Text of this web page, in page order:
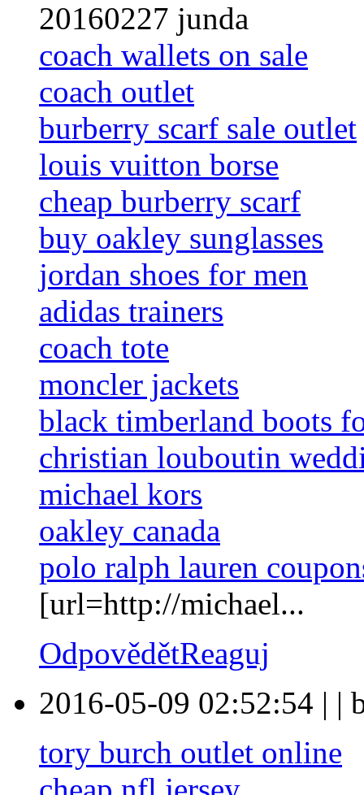
20160227 junda
coach wallets on sale
coach outlet
burberry scarf sale outlet
louis vuitton borse
cheap burberry scarf
buy oakley sunglasses
jordan shoes for men
adidas trainers
coach tote
moncler jackets
black timberland boots
christian louboutin
michael kors
oakley canada
polo ralph lauren
[url=http://michael...
OdpovědětReaguj
2016-05-09 02:52:54 | |
tory burch outlet online